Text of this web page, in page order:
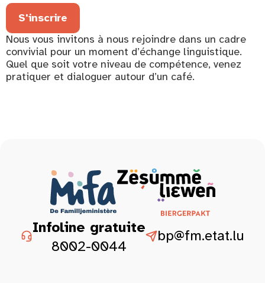
S'inscrire
Nous vous invitons à nous rejoindre dans un cadre
convivial pour un moment d’échange linguistique.
Quel que soit votre niveau de compétence, venez
pratiquer et dialoguer autour d’un café.
Infoline gratuite
8002-0044
bp@fm.etat.lu